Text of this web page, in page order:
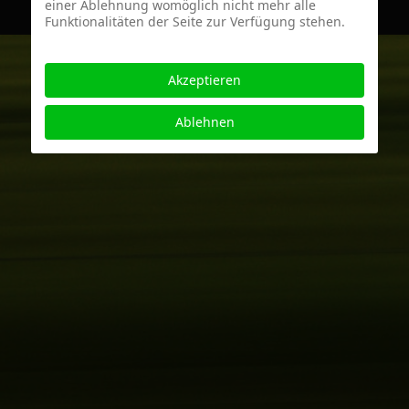
einer Ablehnung womöglich nicht mehr alle
Funktionalitäten der Seite zur Verfügung stehen.
Akzeptieren
Ablehnen